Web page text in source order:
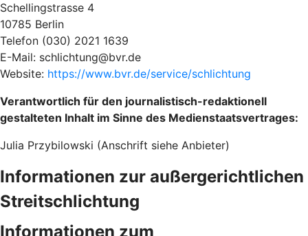
Schellingstrasse 4
10785 Berlin
Telefon (030) 2021 1639
E-Mail: schlichtung@bvr.de
Website: https://www.bvr.de/service/schlichtung
Verantwortlich für den journalistisch-redaktionell
gestalteten Inhalt im Sinne des Medienstaatsvertrages:
Julia Przybilowski (Anschrift siehe Anbieter)
Informationen zur außergerichtlichen
Streitschlichtung
Informationen zum